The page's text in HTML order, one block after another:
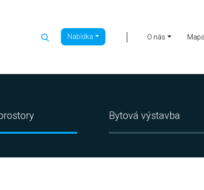
Nabídka O nás Mapa
Bytová výstavba